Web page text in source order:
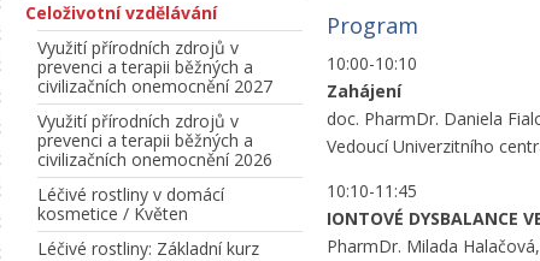
Celoživotní vzdělávání
Využití přírodních zdrojů v
prevenci a terapii běžných a
civilizačních onemocnění 2027
Využití přírodních zdrojů v
prevenci a terapii běžných a
civilizačních onemocnění 2026
Léčivé rostliny v domácí
kosmetice / Květen
Léčivé rostliny: Základní kurz
Program
10:00-10:10
Zahájení
doc. PharmDr. Daniela
Vedoucí Univerzitního
10:10-11:45
IONTOVÉ DYSBALANCE
PharmDr. Milada